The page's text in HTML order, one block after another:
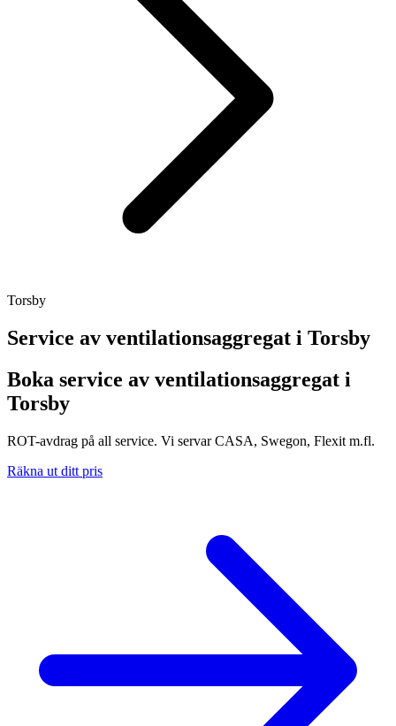
Torsby
Service av ventilationsaggregat i Torsby
Boka service av ventilationsaggregat i
Torsby
ROT-avdrag på all service. Vi servar CASA, Swegon, Flexit m.fl.
Räkna ut ditt pris